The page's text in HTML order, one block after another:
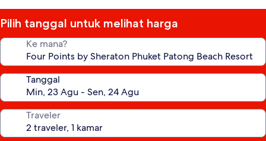
Pilih tanggal untuk melihat harga
Ke mana?
Tanggal
Traveler